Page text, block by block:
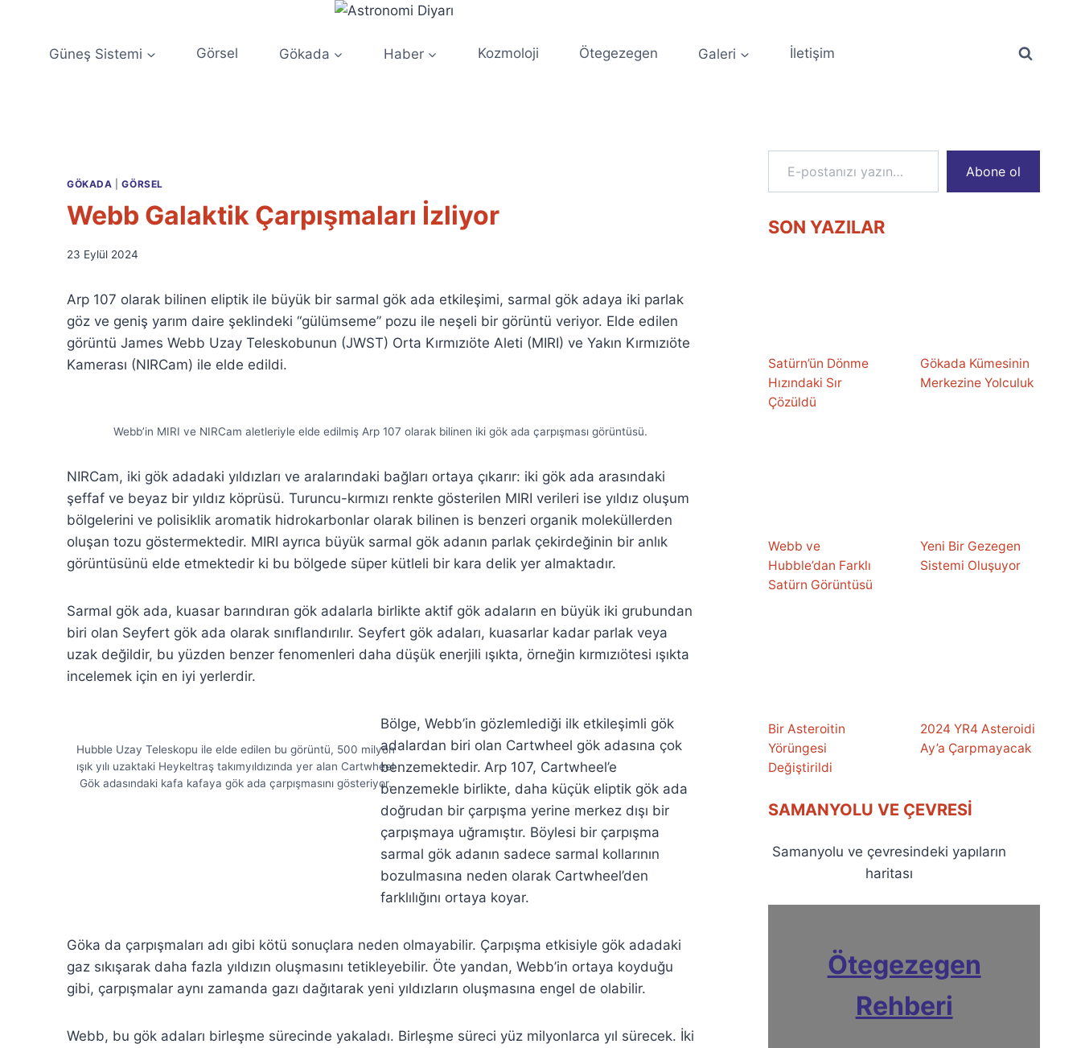
Güneş Sistemi Görsel Gökada Haber Kozmoloji Ötegezegen Galeri İletişim
GÖKADA |GÖRSEL
Webb Galaktik Çarpışmaları İzliyor
By
Özyar
23 Eylül 2024
Arp 107 olarak bilinen eliptik ile büyük bir sarmal gök ada etkileşimi, sarmal gök adaya iki parlak
göz ve geniş yarım daire şeklindeki “gülümseme” pozu ile neşeli bir görüntü veriyor. Elde edilen
görüntü James Webb Uzay Teleskobunun (JWST) Orta Kırmızıöte Aleti (MIRI) ve Yakın Kırmızıöte
Kamerası (NIRCam) ile elde edildi.
Webb’in MIRI ve NIRCam aletleriyle elde edilmiş Arp 107 olarak bilinen iki gök ada çarpışması görüntüsü.
NIRCam, iki gök adadaki yıldızları ve aralarındaki bağları ortaya çıkarır: iki gök ada arasındaki
şeffaf ve beyaz bir yıldız köprüsü. Turuncu-kırmızı renkte gösterilen MIRI verileri ise yıldız oluşum
bölgelerini ve polisiklik aromatik hidrokarbonlar olarak bilinen is benzeri organik moleküllerden
oluşan tozu göstermektedir. MIRI ayrıca büyük sarmal gök adanın parlak çekirdeğinin bir anlık
görüntüsünü elde etmektedir ki bu bölgede süper kütleli bir kara delik yer almaktadır.
Sarmal gök ada, kuasar barındıran gök adalarla birlikte aktif gök adaların en büyük iki grubundan
biri olan Seyfert gök ada olarak sınıflandırılır. Seyfert gök adaları, kuasarlar kadar parlak veya
uzak değildir, bu yüzden benzer fenomenleri daha düşük enerjili ışıkta, örneğin kırmızıötesi ışıkta
incelemek için en iyi yerlerdir.
Hubble Uzay Teleskopu ile elde edilen bu görüntü, 500 milyon
ışık yılı uzaktaki Heykeltraş takımyıldızında yer alan Cartwheel
Gök adasındaki kafa kafaya gök ada çarpışmasını gösteriyor.
Bölge, Webb’in gözlemlediği ilk etkileşimli gök
adalardan biri olan Cartwheel gök adasına çok
benzemektedir. Arp 107, Cartwheel’e
benzemekle birlikte, daha küçük eliptik gök ada
doğrudan bir çarpışma yerine merkez dışı bir
çarpışmaya uğramıştır. Böylesi bir çarpışma
sarmal gök adanın sadece sarmal kollarının
bozulmasına neden olarak Cartwheel’den
farklılığını ortaya koyar.
Göka da çarpışmaları adı gibi kötü sonuçlara neden olmayabilir. Çarpışma etkisiyle gök adadaki
gaz sıkışarak daha fazla yıldızın oluşmasını tetikleyebilir. Öte yandan, Webb’in ortaya koyduğu
gibi, çarpışmalar aynı zamanda gazı dağıtarak yeni yıldızların oluşmasına engel de olabilir.
Webb, bu gök adaları birleşme sürecinde yakaladı. Birleşme süreci yüz milyonlarca yıl sürecek. İki
E-postanızı yazın…
Abone ol
SON YAZILAR
Satürn’ün Dönme
Hızındaki Sır
Çözüldü
Gökada Kümesinin
Merkezine Yolculuk
Webb ve
Hubble’dan Farklı
Satürn Görüntüsü
Yeni Bir Gezegen
Sistemi Oluşuyor
Bir Asteroitin
Yörüngesi
Değiştirildi
2024 YR4 Asteroidi
Ay’a Çarpmayacak
SAMANYOLU VE ÇEVRESI
Samanyolu ve çevresindeki yapıların
haritası
Ötegezegen
Rehberi